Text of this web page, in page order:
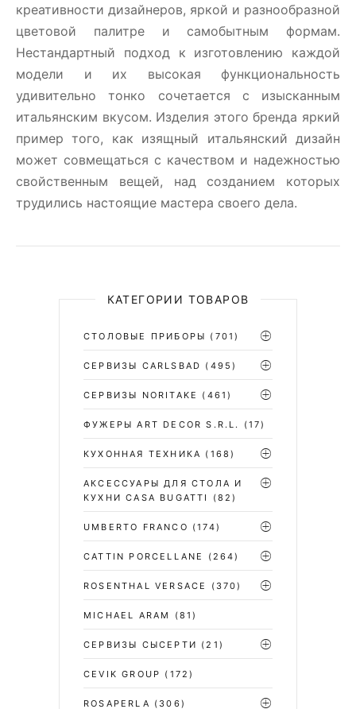
креативности дизайнеров, яркой и разнообразной
цветовой палитре и самобытным формам.
Нестандартный подход к изготовлению каждой
модели и их высокая функциональность
удивительно тонко сочетается с изысканным
итальянским вкусом. Изделия этого бренда яркий
пример того, как изящный итальянский дизайн
может совмещаться с качеством и надежностью
свойственным вещей, над созданием которых
трудились настоящие мастера своего дела.
КАТЕГОРИИ ТОВАРОВ
СТОЛОВЫЕ ПРИБОРЫ (701)
CЕРВИЗЫ CARLSBAD (495)
СЕРВИЗЫ NORITAKE (461)
ФУЖЕРЫ ART DECOR S.R.L. (17)
КУХОННАЯ ТЕХНИКА (168)
АКСЕССУАРЫ ДЛЯ СТОЛА И
КУХНИ CASA BUGATTI
(82)
UMBERTO FRANCO (174)
CATTIN PORCELLANE (264)
ROSENTHAL VERSACE (370)
MICHAEL ARAM (81)
СЕРВИЗЫ СЫСЕРТИ (21)
CEVIK GROUP (172)
ROSAPERLA (306)